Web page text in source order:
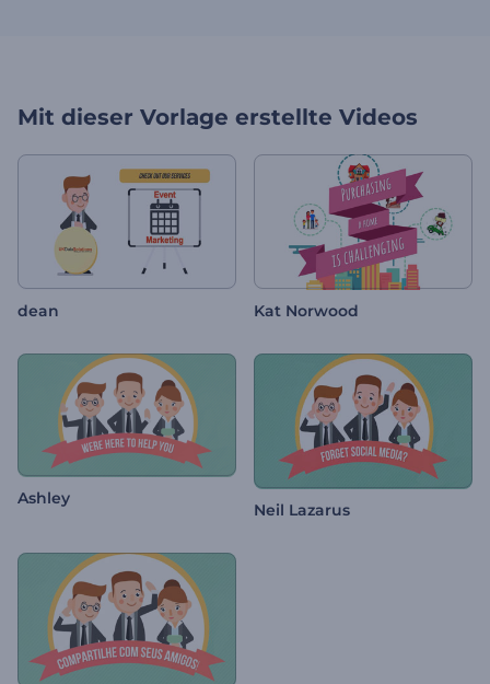
Mit dieser Vorlage erstellte Videos
dean Kat Norwood
Ashley
Neil Lazarus